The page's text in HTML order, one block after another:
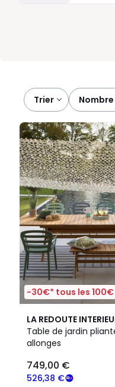
Trier
-30€* tous les 100€
LA REDOUTE
Table de jardin
allonges
€
souscrivez
526,38 €
749,00 €
3,3
/ 5